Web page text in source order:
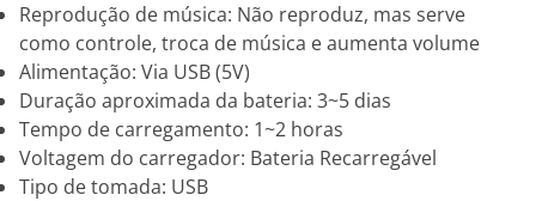
Reprodução de música: Não reproduz, mas serve
como controle, troca de música e aumenta volume
Alimentação: Via USB (5V)
Duração aproximada da bateria: 3~5 dias
Tempo de carregamento: 1~2 horas
Voltagem do carregador: Bateria Recarregável
Tipo de tomada: USB